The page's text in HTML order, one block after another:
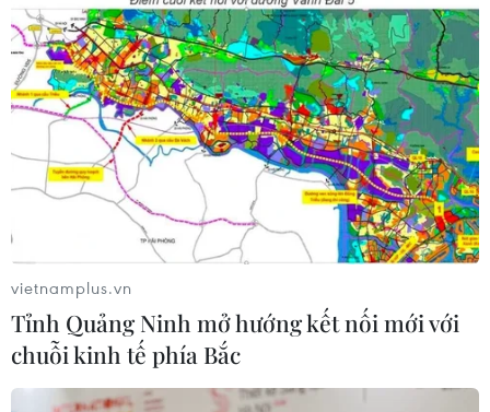
vietnamplus.vn
Tỉnh Quảng Ninh mở hướng kết nối mới với
chuỗi kinh tế phía Bắc